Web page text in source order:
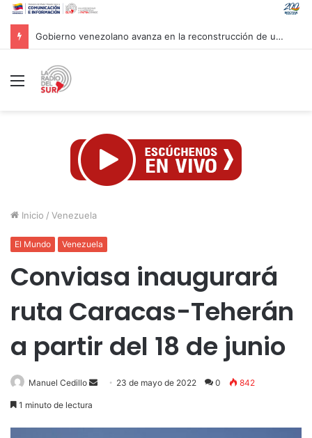
Cuba condecora a brigada que ayudó en labores de rescate en Venezuela
Menú
Inicio / Venezuela
El Mundo Venezuela
Conviasa inaugurará
ruta Caracas-Teherán
a partir del 18 de junio
Manuel Cedillo
Send 23 de mayo de 2022 0 842
1 minuto de lectura